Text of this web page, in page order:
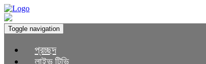
Toggle navigation
প্রচ্ছদ
লাইভ টিভি